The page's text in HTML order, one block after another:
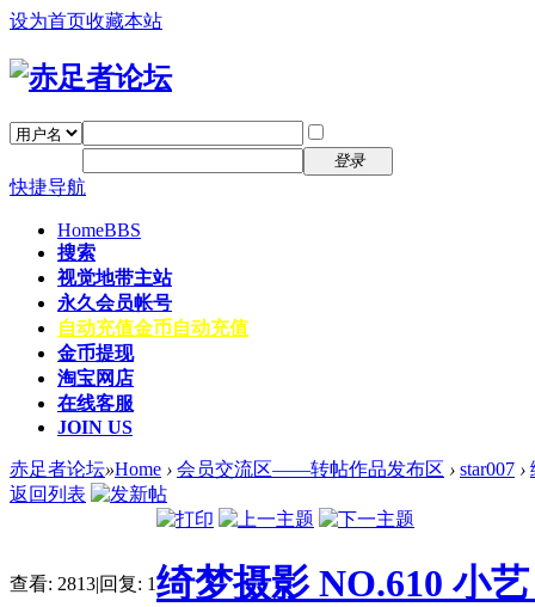
设为首页收藏本站
登录
快捷导航
HomeBBS
搜索
视觉地带主站
永久会员帐号
自动充值金币自动充值
金币提现
淘宝网店
在线客服
JOIN US
赤足者论坛»Home › 会员交流区——转帖作品发布区 › star007 ›
返回列表
查看: 2813|回复: 1绮梦摄影 NO.610 小